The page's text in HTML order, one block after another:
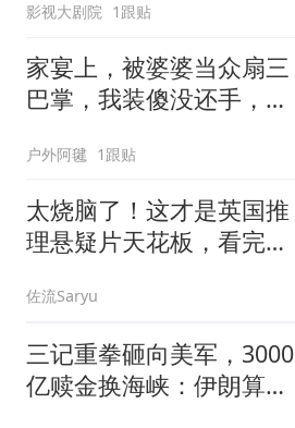
影视大剧院 1跟贴
家宴上，被婆婆当众扇三
巴掌，我装傻没还手，悄
夫全家10人被新户主请出
家门
户外阿毽 1跟贴
太烧脑了！这才是英国推
理悬疑片天花板，看完才
佐流Saryu
三记重拳砸向美军，3000
亿赎金换海峡：伊朗算准